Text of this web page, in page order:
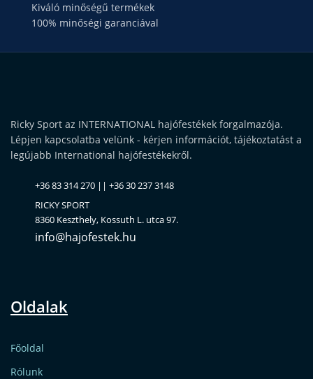
Kiváló minőségű termékek
100% minőségi garanciával
Ricky Sport az INTERNATIONAL hajófestékek forgalmazója.
Lépjen kapcsolatba velünk - kérjen információt, tájékoztatást a
legújabb International hajófestékekről.
+36 83 314 270 || +36 30 237 3148
RICKY SPORT
8360 Keszthely, Kossuth L. utca 97.
info@hajofestek.hu
Oldalak
Főoldal
Rólunk